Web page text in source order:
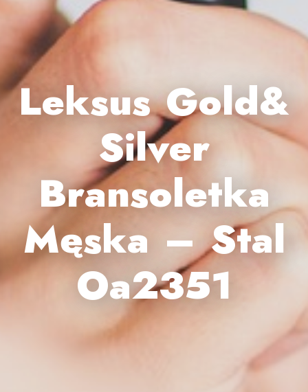
Leksus Gold&
Silver
Bransoletka
Męska – Stal
Oa2351